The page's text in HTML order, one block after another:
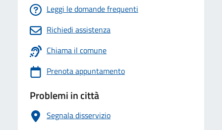
Leggi le domande frequenti
Richiedi assistenza
Chiama il comune
Prenota appuntamento
Problemi in città
Segnala disservizio